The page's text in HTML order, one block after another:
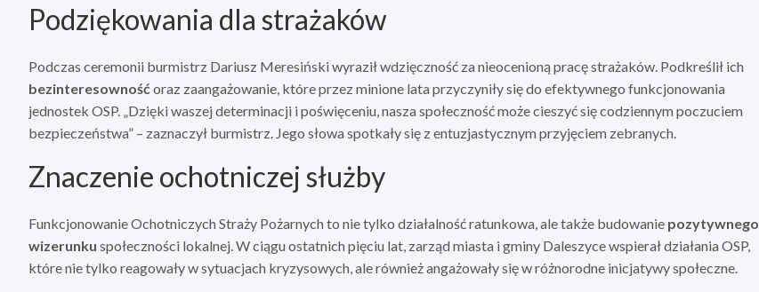
Podziękowania dla strażaków
Podczas ceremonii burmistrz Dariusz Meresiński wyraził wdzięczność za nieocenioną pracę strażaków. Podkreślił ich
bezinteresownośćoraz zaangażowanie, które przez minione lata przyczyniły się do efektywnego funkcjonowania
jednostek OSP. „Dzięki waszej determinacji i poświęceniu, nasza społeczność może cieszyć się codziennym poczuciem
bezpieczeństwa” – zaznaczył burmistrz. Jego słowa spotkały się z entuzjastycznym przyjęciem zebranych.
Znaczenie ochotniczej służby
Funkcjonowanie Ochotniczych Straży Pożarnych to nie tylko działalność ratunkowa, ale także budowanie pozytywnego
wizerunku społeczności lokalnej. W ciągu ostatnich pięciu lat, zarząd miasta i gminy Daleszyce wspierał działania OSP,
które nie tylko reagowały w sytuacjach kryzysowych, ale również angażowały się w różnorodne inicjatywy społeczne.